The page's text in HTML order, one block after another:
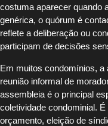
costuma aparecer quando
genérica, o quórum é
reflete a deliberação ou
participam de decisões
Em muitos condomínios,
reunião informal de
assembleia é o principal
coletividade condominial.
orçamento, eleição de